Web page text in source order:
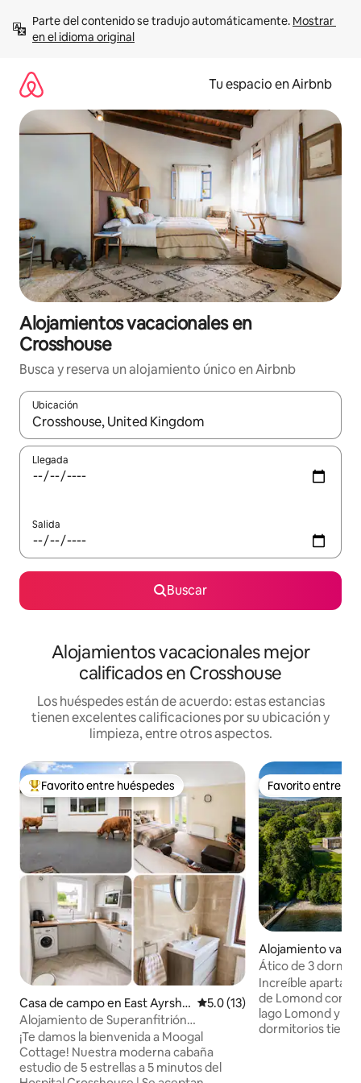
contenido
Parte del contenido se tradujo automáticamente. Mostrar
en el idioma original
Tu espacio en Airbnb
Alojamientos vacacionales en
Crosshouse
Busca y reserva un alojamiento único en Airbnb
Ubicación
Cuando los resultados estén disponibles, podrás navegar
Llegada
Salida
Buscar
Alojamientos vacacionales mejor
calificados en Crosshouse
Los huéspedes están de acuerdo: estas estancias
tienen excelentes calificaciones por su ubicación y
limpieza, entre otros aspectos.
De los mejores en Favorito entre huéspedes
Favorito entre huéspedes
Casa de campo en East Ayrshir
e Council
Calificación promedio: 5.0 de
5.0 (13)
Alojamiento de Superanfitrión
n.º Crosshouse Hospital Wifi rápido
¡Te damos la bienvenida a Moogal
Cottage! Nuestra moderna cabaña
estudio de 5 estrellas a 5 minutos del
Favorito entre
Favorito entre
Alojamiento
rgyll and Bute
Ático de 3
espectaculares
Increíble
de Lomond con
lago Lomond y Ben
dormitorios